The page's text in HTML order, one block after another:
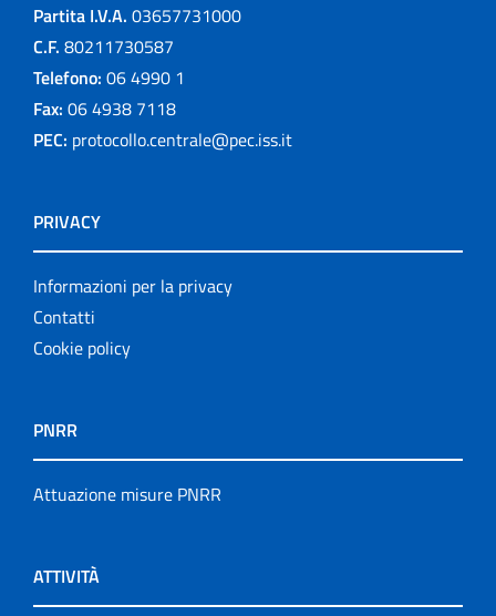
Partita I.V.A. 03657731000
C.F. 80211730587
Telefono: 06 4990 1
Fax: 06 4938 7118
PEC: protocollo.centrale@pec.iss.it
PRIVACY
Informazioni per la privacy
Contatti
Cookie policy
PNRR
Attuazione misure PNRR
ATTIVITÀ